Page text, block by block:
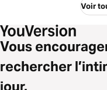
Voir
Vous
rechercher